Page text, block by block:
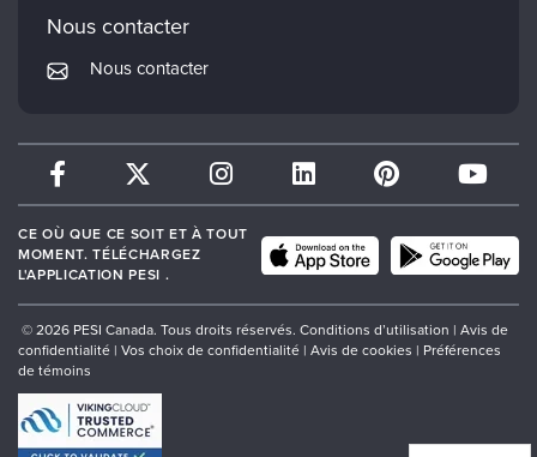
Therapist.com
FAQ
Mon compte
Nous contacter
Nous contacter
CE OÙ QUE CE SOIT ET À TOUT
MOMENT. TÉLÉCHARGEZ
L'APPLICATION PESI .
© 2026 PESI Canada. Tous droits réservés. Conditions d’utilisation | Avis de
confidentialité | Vos choix de confidentialité | Avis de cookies | Préférences
de témoins